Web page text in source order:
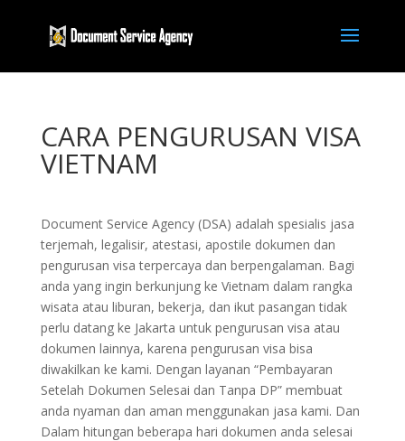
CARA PENGURUSAN VISA
VIETNAM
Document Service Agency (DSA) adalah spesialis jasa
terjemah, legalisir, atestasi, apostile dokumen dan
pengurusan visa terpercaya dan berpengalaman. Bagi
anda yang ingin berkunjung ke Vietnam dalam rangka
wisata atau liburan, bekerja, dan ikut pasangan tidak
perlu datang ke Jakarta untuk pengurusan visa atau
dokumen lainnya, karena pengurusan visa bisa
diwakilkan ke kami. Dengan layanan “Pembayaran
Setelah Dokumen Selesai dan Tanpa DP” membuat
anda nyaman dan aman menggunakan jasa kami. Dan
Dalam hitungan beberapa hari dokumen anda selesai